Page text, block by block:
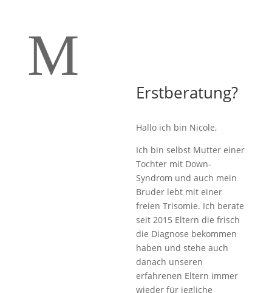
M
Erstberatung?
Hallo ich bin Nicole,
Ich bin selbst Mutter einer
Tochter mit Down-
Syndrom und auch mein
Bruder lebt mit einer
freien Trisomie. Ich berate
seit 2015 Eltern die frisch
die Diagnose bekommen
haben und stehe auch
danach unseren
erfahrenen Eltern immer
wieder für jegliche